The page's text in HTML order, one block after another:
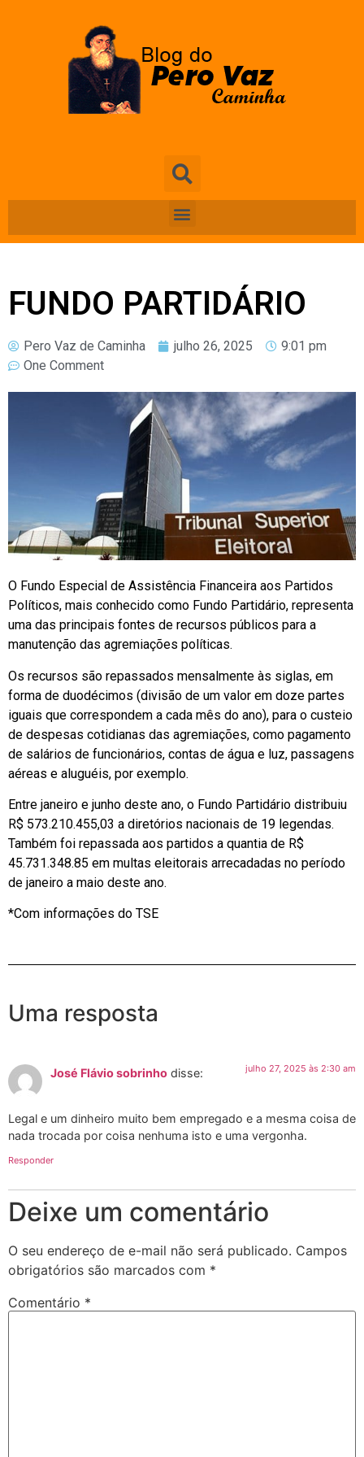
FUNDO PARTIDÁRIO
Pero Vaz de Caminha julho 26, 2025
9:01 pm
One Comment
O Fundo Especial de Assistência Financeira aos Partidos
Políticos, mais conhecido como Fundo Partidário, representa
uma das principais fontes de recursos públicos para a
manutenção das agremiações políticas.
Os recursos são repassados mensalmente às siglas, em
forma de duodécimos (divisão de um valor em doze partes
iguais que correspondem a cada mês do ano), para o custeio
de despesas cotidianas das agremiações, como pagamento
de salários de funcionários, contas de água e luz, passagens
aéreas e aluguéis, por exemplo.
Entre janeiro e junho deste ano, o Fundo Partidário distribuiu
R$ 573.210.455,03 a diretórios nacionais de 19 legendas.
Também foi repassada aos partidos a quantia de R$
45.731.348.85 em multas eleitorais arrecadadas no período
de janeiro a maio deste ano.
*Com informações do TSE
Uma resposta
José Flávio sobrinho disse: julho 27, 2025 às 2:30 am
Legal e um dinheiro muito bem empregado e a mesma coisa de
nada trocada por coisa nenhuma isto e uma vergonha.
Responder
Deixe um comentário
O seu endereço de e-mail não será publicado. Campos
obrigatórios são marcados com *
Comentário *